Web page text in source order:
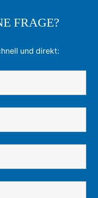
FRAGE?
und direkt: